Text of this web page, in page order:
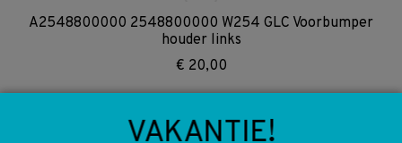
A2548800000 2548800000 W254 GLC Voorbumper
houder links
€ 20,00
VAKANTIE!